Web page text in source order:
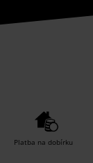
Platba na dobírku